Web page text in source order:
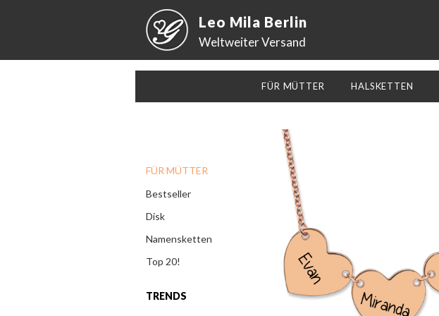
Leo Mila Berlin
Weltweiter Versand
FÜR MÜTTER HALSKETTEN
FÜR MÜTTER
Bestseller
Disk
Namensketten
Top 20!
TRENDS